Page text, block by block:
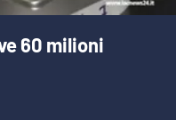
60 milioni